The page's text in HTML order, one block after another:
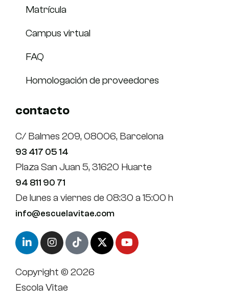
Matrícula
Campus virtual
FAQ
Homologación de proveedores
contacto
C/ Balmes 209, 08006, Barcelona
93 417 05 14
Plaza San Juan 5, 31620 Huarte
94 811 90 71
De lunes a viernes de 08:30 a 15:00 h
info@escuelavitae.com
Copyright © 2026
Escola Vitae